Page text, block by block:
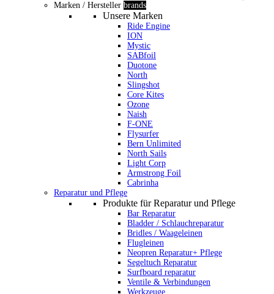
Marken / Hersteller brands
Unsere Marken
Ride Engine
ION
Mystic
SABfoil
Duotone
North
Slingshot
Core Kites
Ozone
Naish
F-ONE
Flysurfer
Bern Unlimited
North Sails
Light Corp
Armstrong Foil
Cabrinha
Reparatur und Pflege
Produkte für Reparatur und Pflege
Bar Reparatur
Bladder / Schlauchreparatur
Bridles / Waageleinen
Flugleinen
Neopren Reparatur+ Pflege
Segeltuch Reparatur
Surfboard reparatur
Ventile & Verbindungen
Werkzeuge